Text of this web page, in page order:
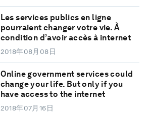
Les services publics en ligne
pourraient changer votre vie. À
condition d’avoir accès à internet
2018年08月08日
Online government services could
change your life. But only if you
have access to the internet
2018年07月16日